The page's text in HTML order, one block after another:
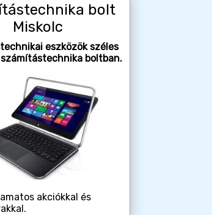
bolt
Miskolc
eszközök széles
boltban.
akciókkal és